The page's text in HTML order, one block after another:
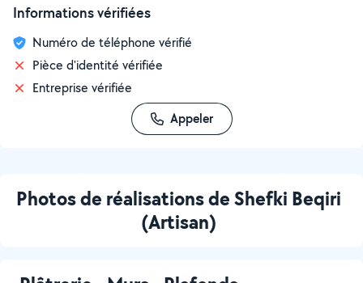
Informations vérifiées
Numéro de téléphone vérifié
Pièce d'identité vérifiée
Entreprise vérifiée
Appeler
Photos de réalisations de Shefki Beqiri
(Artisan)